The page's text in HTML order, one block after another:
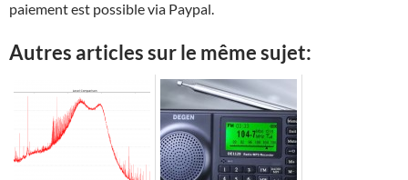
paiement est possible via Paypal.
Autres articles sur le même sujet: